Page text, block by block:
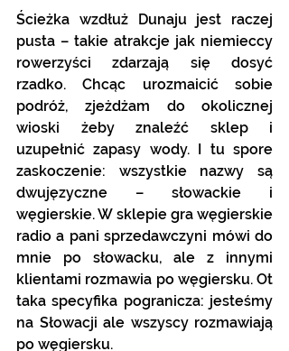
Ścieżka wzdłuż Dunaju jest raczej
pusta – takie atrakcje jak niemieccy
rowerzyści zdarzają się dosyć
rzadko. Chcąc urozmaicić sobie
podróż, zjeżdżam do okolicznej
wioski żeby znaleźć sklep i
uzupełnić zapasy wody. I tu spore
zaskoczenie: wszystkie nazwy są
dwujęzyczne – słowackie i
węgierskie. W sklepie gra węgierskie
radio a pani sprzedawczyni mówi do
mnie po słowacku, ale z innymi
klientami rozmawia po węgiersku. Ot
taka specyfika pogranicza: jesteśmy
na Słowacji ale wszyscy rozmawiają
po węgiersku.